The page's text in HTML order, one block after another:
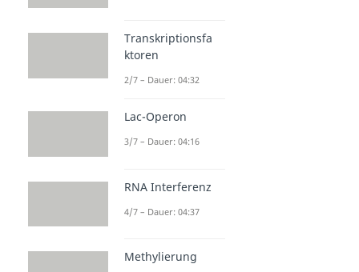
Transkriptionsfa
ktoren
2/7 – Dauer: 04:32
Lac-Operon
3/7 – Dauer: 04:16
RNA Interferenz
4/7 – Dauer: 04:37
Methylierung